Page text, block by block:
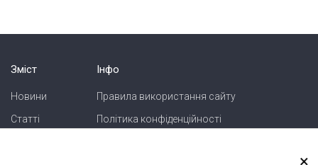
Зміст
Новини
Статті
Інфо
Правила використання сайту
Політика конфіденційності